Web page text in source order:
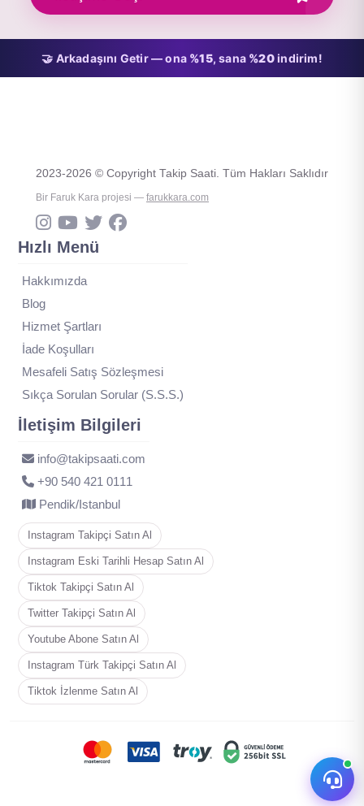
🤝 Arkadaşını Getir — ona %15, sana %20indirim!
2023-2026 © Copyright Takip Saati. Tüm Hakları Saklıdır
Bir Faruk Kara projesi — farukkara.com
Hızlı Menü
Hakkımızda
Blog
Hizmet Şartları
İade Koşulları
Mesafeli Satış Sözleşmesi
Sıkça Sorulan Sorular (S.S.S.)
İletişim Bilgileri
info@takipsaati.com
‪+90 540 421 0111
Pendik/Istanbul
Instagram Takipçi Satın Al
Instagram Eski Tarihli Hesap Satın Al
Tiktok Takipçi Satın Al
Twitter Takipçi Satın Al
Youtube Abone Satın Al
Instagram Türk Takipçi Satın Al
Tiktok İzlenme Satın Al